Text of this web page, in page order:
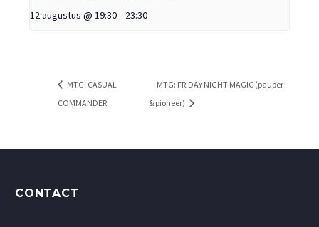
12 augustus @ 19:30 - 23:30
MTG: CASUAL
COMMANDER
MTG: FRIDAY NIGHT MAGIC (pauper
& pioneer)
CONTACT